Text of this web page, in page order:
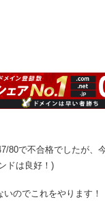
80で不合格でしたが、
ドは良好！)
のでこれをやります！